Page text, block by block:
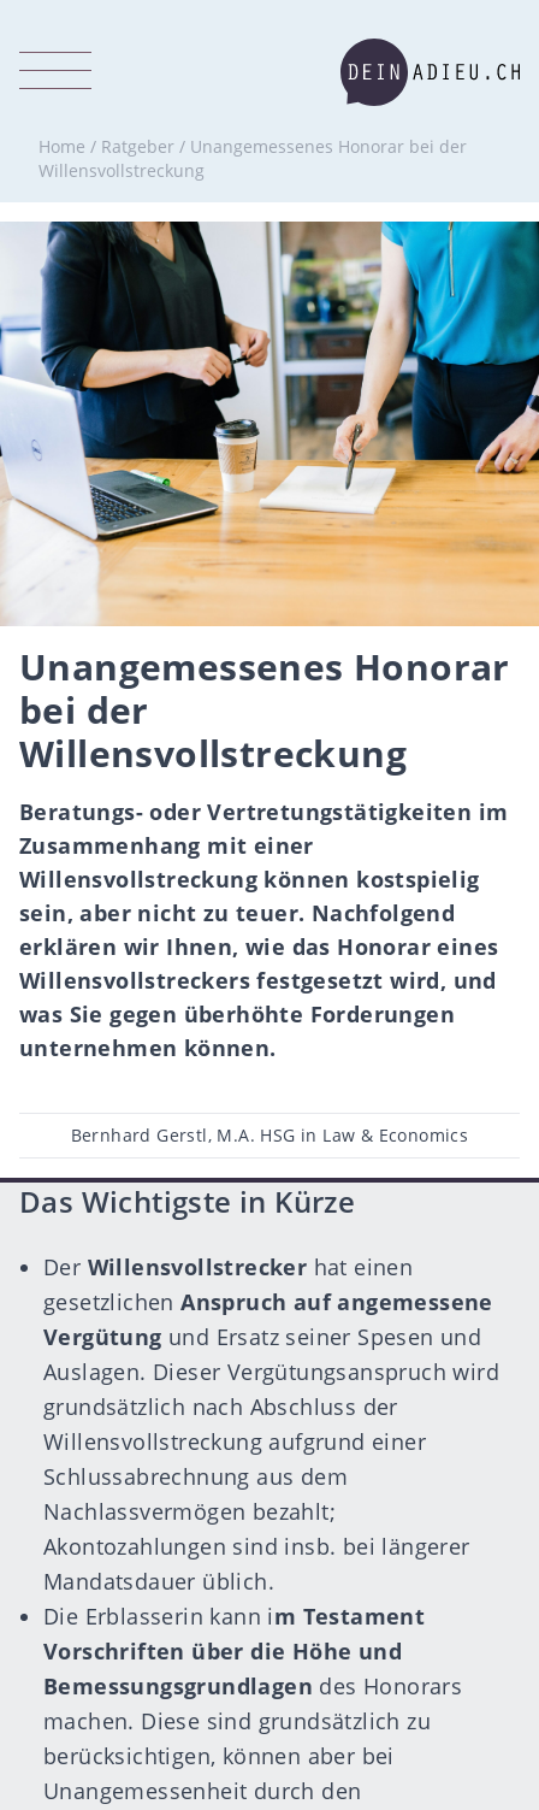
Home / Ratgeber / Unangemessenes Honorar bei der
Willensvollstreckung
Unangemessenes Honorar
bei der
Willensvollstreckung
Beratungs- oder Vertretungstätigkeiten im
Zusammenhang mit einer
Willensvollstreckung können kostspielig
sein, aber nicht zu teuer. Nachfolgend
erklären wir Ihnen, wie das Honorar eines
Willensvollstreckers festgesetzt wird, und
was Sie gegen überhöhte Forderungen
unternehmen können.
Beitragsautor
Bernhard Gerstl, M.A. HSG in Law & Economics
Das Wichtigste in Kürze
Der Willensvollstrecker hat einen
gesetzlichenAnspruch auf angemessene
Vergütung und Ersatz seiner Spesen und
Auslagen. Dieser Vergütungsanspruch wird
grundsätzlich nach Abschluss der
Willensvollstreckung aufgrund einer
Schlussabrechnung aus dem
Nachlassvermögen bezahlt;
Akontozahlungen sind insb. bei längerer
Mandatsdauer üblich.
Die Erblasserin kann im Testament
Vorschriften über die Höhe und
Bemessungsgrundlagen des Honorars
machen. Diese sind grundsätzlich zu
berücksichtigen, können aber bei
Unangemessenheit durch den